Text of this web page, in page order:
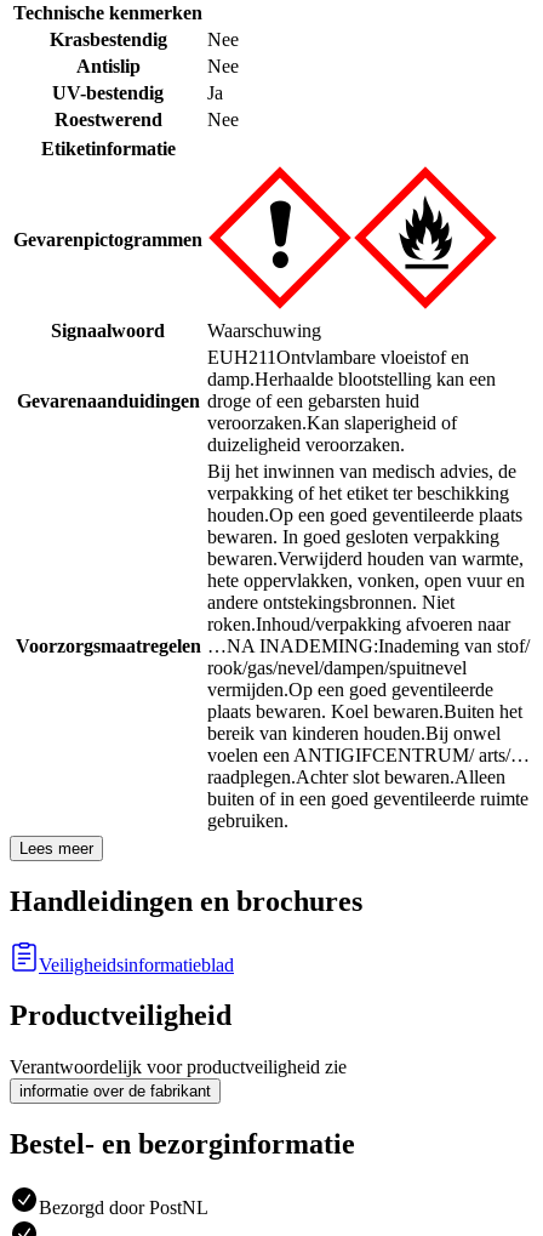
Technische kenmerken
Krasbestendig
Nee
Antislip
Nee
UV-bestendig
Ja
Roestwerend
Nee
Etiketinformatie
Gevarenpictogrammen
Signaalwoord Waarschuwing
Gevarenaanduidingen
EUH211Ontvlambare vloeistof en
damp.Herhaalde blootstelling kan een
droge of een gebarsten huid
veroorzaken.Kan slaperigheid of
duizeligheid veroorzaken.
Voorzorgsmaatregelen
Bij het inwinnen van medisch advies, de
verpakking of het etiket ter beschikking
houden.Op een goed geventileerde plaats
bewaren. In goed gesloten verpakking
bewaren.Verwijderd houden van warmte,
hete oppervlakken, vonken, open vuur en
andere ontstekingsbronnen. Niet
roken.Inhoud/verpakking afvoeren naar
…NA INADEMING:Inademing van stof/
rook/gas/nevel/dampen/spuitnevel
vermijden.Op een goed geventileerde
plaats bewaren. Koel bewaren.Buiten het
bereik van kinderen houden.Bij onwel
voelen een ANTIGIFCENTRUM/ arts/…
raadplegen.Achter slot bewaren.Alleen
buiten of in een goed geventileerde ruimte
gebruiken.
Lees meer
Handleidingen en brochures
Veiligheidsinformatieblad
Productveiligheid
Verantwoordelijk voor productveiligheid zie
informatie over de fabrikant
Bestel- en bezorginformatie
Bezorgd door PostNL